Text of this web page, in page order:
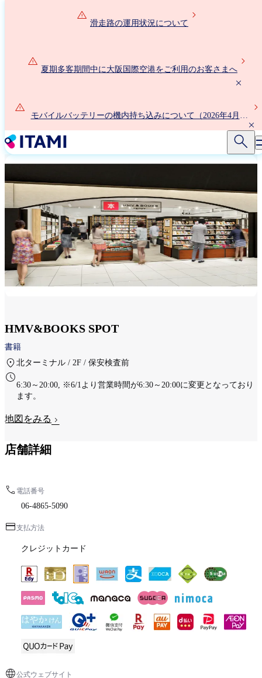
動
滑走路の運用状況について
夏期多客期間中に大阪国際空港をご利用のお客さまへ
モバイルバッテリーの機内持ち込みについて（2026年4月24
HMV&BOOKS SPOT
書籍
北ターミナル / 2F / 保安検査前
6:30～20:00, ※6/1より営業時間が6:30～20:00に変更となっており
ます。
地図をみる
店舗詳細
電話番号
06-4865-5090
支払方法
クレジットカード
公式ウェブサイト